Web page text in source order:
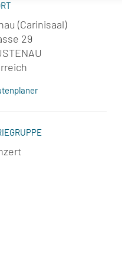
(Carinisaal)
29